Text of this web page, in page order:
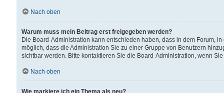
Nach oben
Warum muss mein Beitrag erst freigegeben werden?
Die Board-Administration kann entschieden haben, dass in dem Forum,
möglich, dass die Administration Sie zu einer Gruppe von Benutzern
sichtbar werden. Bitte kontaktieren Sie die Board-Administration, wenn
Nach oben
Wie markiere ich ein Thema als neu?